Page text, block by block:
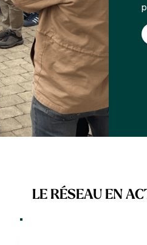
LE RÉSEAU EN